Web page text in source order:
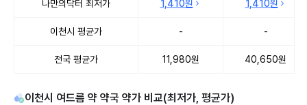
나만의닥터 최저가 1,410원 1,410원
이천시 평균가 - -
전국 평균가 11,980원 40,650원
이천시 여드름 약 약국 약가 비교(최저가, 평균가)